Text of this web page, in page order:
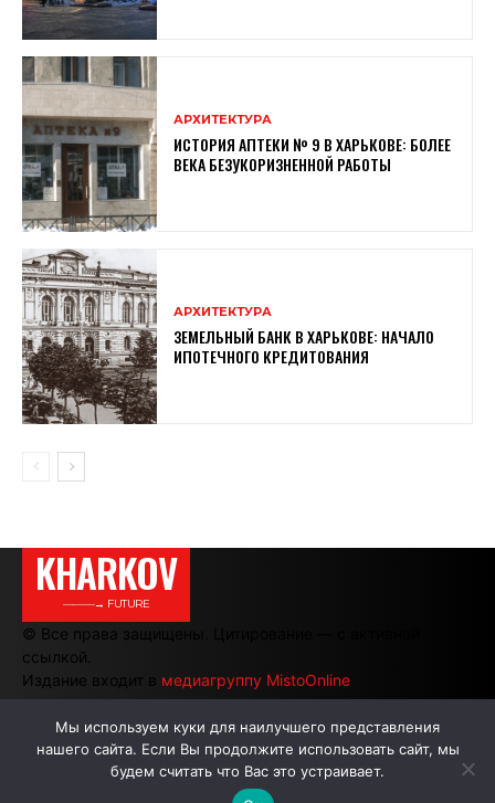
АРХИТЕКТУРА
ИСТОРИЯ АПТЕКИ № 9 В ХАРЬКОВЕ: БОЛЕЕ
ВЕКА БЕЗУКОРИЗНЕННОЙ РАБОТЫ
АРХИТЕКТУРА
ЗЕМЕЛЬНЫЙ БАНК В ХАРЬКОВЕ: НАЧАЛО
ИПОТЕЧНОГО КРЕДИТОВАНИЯ
KHARKOV
———→ FUTURE
© Все права защищены. Цитирование — с активной
ссылкой.
Издание входит в медиагруппу MistoOnline
АВТОРЫ РЕКЛАМА НА САЙТЕ
Мы используем куки для наилучшего представления
нашего сайта. Если Вы продолжите использовать сайт, мы
будем считать что Вас это устраивает.